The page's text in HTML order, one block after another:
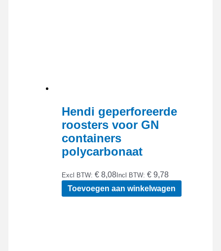
Hendi geperforeerde
roosters voor GN
containers
polycarbonaat
Excl BTW: € 8,08Incl BTW: € 9,78
Toevoegen aan winkelwagen